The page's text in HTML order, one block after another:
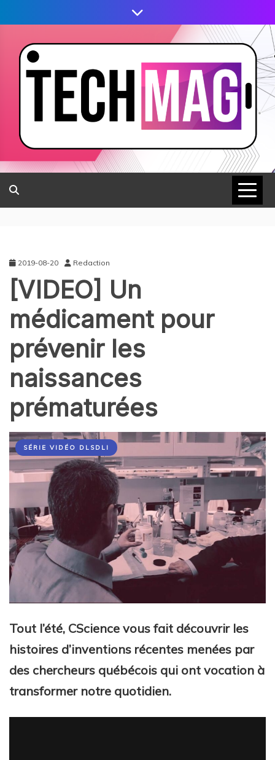
2019-08-20 Redaction
[VIDEO] Un
médicament pour
prévenir les
naissances
prématurées
SÉRIE VIDÉO DLSDLI
Tout l’été, CScience vous fait découvrir les
histoires d’inventions récentes menées par
des chercheurs québécois qui ont vocation à
transformer notre quotidien.